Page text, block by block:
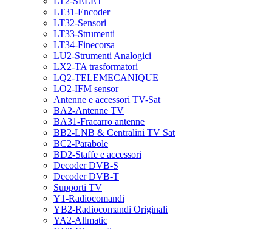
LT31-Encoder
LT32-Sensori
LT33-Strumenti
LT34-Finecorsa
LU2-Strumenti Analogici
LX2-TA trasformatori
LQ2-TELEMECANIQUE
LO2-IFM sensor
Antenne e accessori TV-Sat
BA2-Antenne TV
BA31-Fracarro antenne
BB2-LNB & Centralini TV Sat
BC2-Parabole
BD2-Staffe e accessori
Decoder DVB-S
Decoder DVB-T
Supporti TV
Y1-Radiocomandi
YB2-Radiocomandi Originali
YA2-Allmatic